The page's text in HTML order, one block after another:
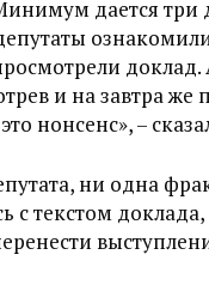
дается три
доклад.
и на завтра же
нонсенс», –
ни одна
с текстом